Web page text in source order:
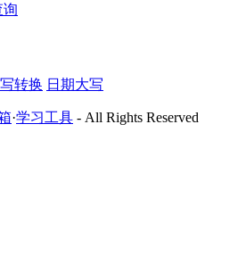
询
转换 日期大写
·学习工具 - All Rights Reserved